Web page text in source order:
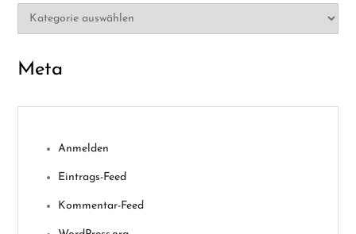
Kategorien
Meta
Anmelden
Eintrags-Feed
Kommentar-Feed